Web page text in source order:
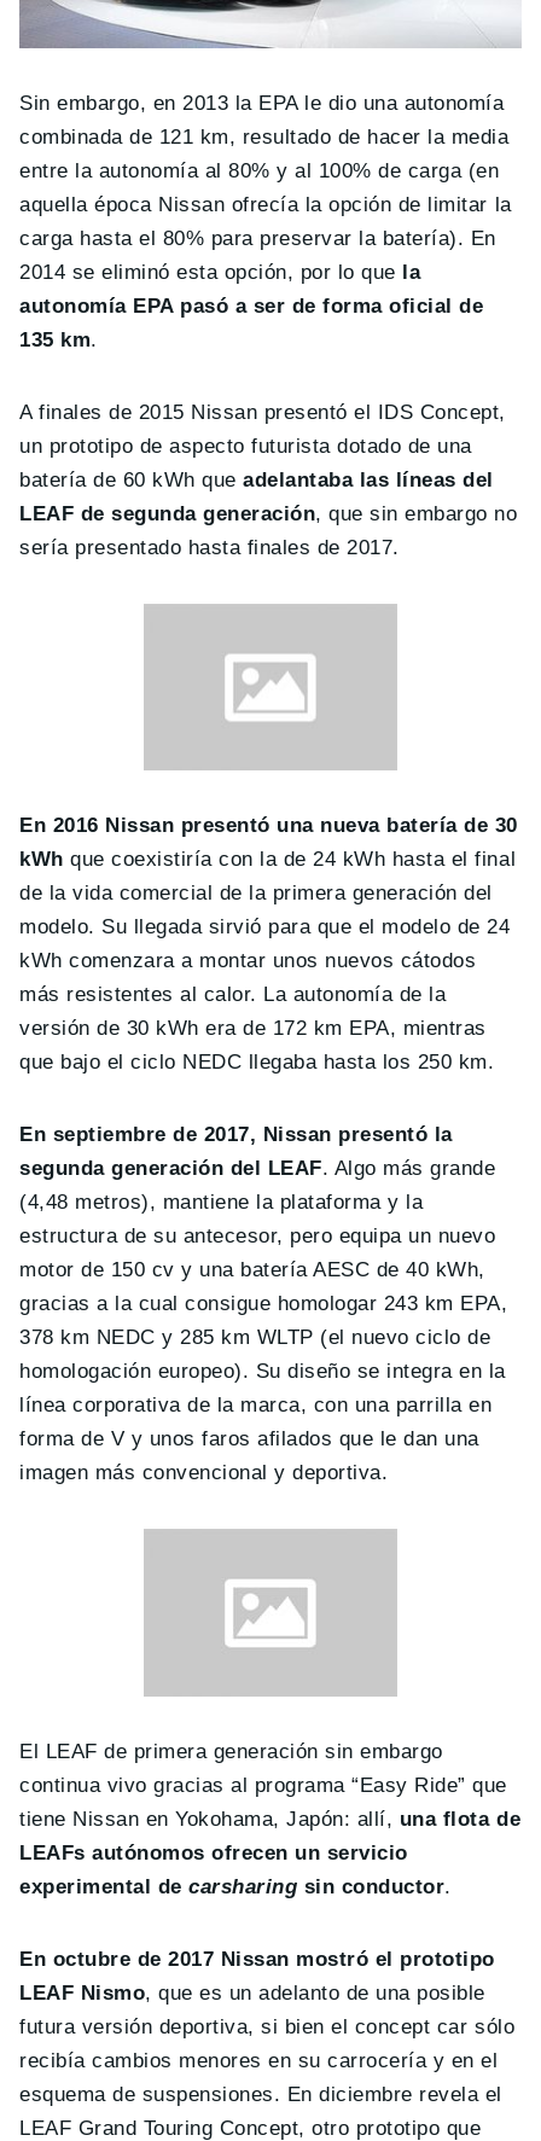
Sin embargo, en 2013 la EPA le dio una autonomía
combinada de 121 km, resultado de hacer la media
entre la autonomía al 80% y al 100% de carga (en
aquella época Nissan ofrecía la opción de limitar la
carga hasta el 80% para preservar la batería). En
2014 se eliminó esta opción, por lo que la
autonomía EPA pasó a ser de forma oficial de
135 km.
A finales de 2015 Nissan presentó el IDS Concept,
un prototipo de aspecto futurista dotado de una
batería de 60 kWh queadelantaba las líneas del
LEAF de segunda generación, que sin embargo no
sería presentado hasta finales de 2017.
En 2016 Nissan presentó una nueva batería de 30
kWh que coexistiría con la de 24 kWh hasta el final
de la vida comercial de la primera generación del
modelo. Su llegada sirvió para que el modelo de 24
kWh comenzara a montar unos nuevos cátodos
más resistentes al calor. La autonomía de la
versión de 30 kWh era de 172 km EPA, mientras
que bajo el ciclo NEDC llegaba hasta los 250 km.
En septiembre de 2017, Nissan presentó la
segunda generación del LEAF. Algo más grande
(4,48 metros), mantiene la plataforma y la
estructura de su antecesor, pero equipa un nuevo
motor de 150 cv y una batería AESC de 40 kWh,
gracias a la cual consigue homologar 243 km EPA,
378 km NEDC y 285 km WLTP (el nuevo ciclo de
homologación europeo). Su diseño se integra en la
línea corporativa de la marca, con una parrilla en
forma de V y unos faros afilados que le dan una
imagen más convencional y deportiva.
El LEAF de primera generación sin embargo
continua vivo gracias al programa “Easy Ride” que
tiene Nissan en Yokohama, Japón: allí, una flota de
LEAFs autónomos ofrecen un servicio
experimental decarsharing sin conductor.
En octubre de 2017 Nissan mostró el prototipo
LEAF Nismo, que es un adelanto de una posible
futura versión deportiva, si bien el concept car sólo
recibía cambios menores en su carrocería y en el
esquema de suspensiones. En diciembre revela el
LEAF Grand Touring Concept, otro prototipo que